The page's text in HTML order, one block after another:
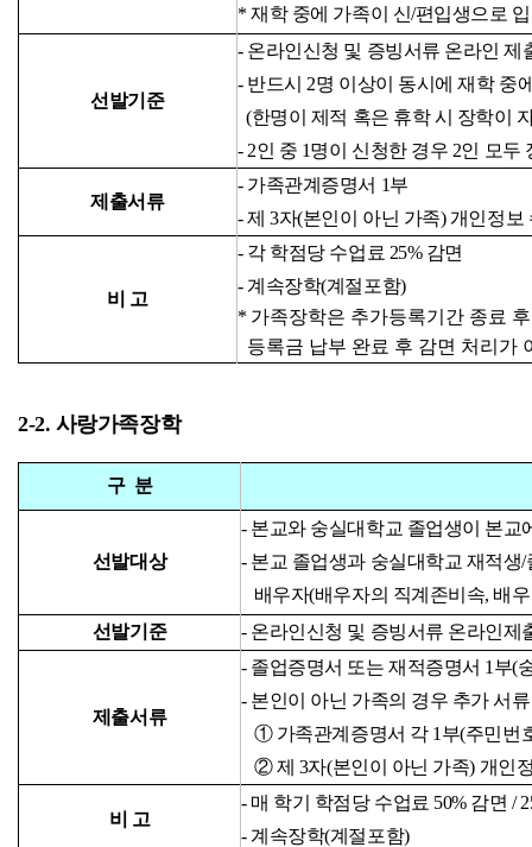
* 재학 중에 가족이 신/편입생으로
선발기준
- 온라인신청 및 증빙서류 온라인 제
- 반드시 2명 이상이 동시에 재학 중
(한명이 제적 혹은 휴학 시 장학이
- 2인 중 1명이 신청한 경우 2인 모두
제출서류
- 가족관계증명서 1부
- 제 3자(본인이 아닌 가족) 개인정보
비 고
- 각 학점당 수업료 25% 감면
- 계속장학(계절포함)
* 가족장학은 추가등록기간 종료
등록금 납부 완료 후 감면 처리가
2-2. 사랑가족장학
구 분
선발대상
- 본교와 숭실대학교 졸업생이 본교
- 본교 졸업생과 숭실대학교 재적생/
배우자(배우자의 직계존비속, 배
선발기준
- 온라인신청 및 증빙서류 온라인제
제출서류
- 졸업증명서 또는 재적증명서 1 부(
- 본인이 아닌 가족의 경우 추가 서류
① 가족관계증명서 각 1 부(주민번
② 제 3자(본인이 아닌 가족) 개인
비 고
- 매 학기 학점당 수업료 50% 감면 /
- 계속장학(계절포함)